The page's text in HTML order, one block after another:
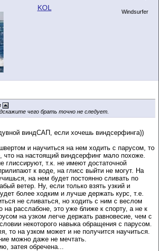
KOL Windsurfer
чего брать точно не следует.
виндСАП, если хочешь виндсерфинга))
и научиться на нем ходить с парусом, то
что на настоящий виндсерфинг мало похоже.
глиссируют, т.к. не имеют достаточной
к воде, на глисс выйти не могут. На
на нем будет постоянно сливать по
ветер. Ну, если только взять узкий и
более ходким и лучше держать курс, т.е.
не сливаться, но ходить с ним с веслом
на расслабоне, это уже ближе к спорту, а не к
на узком легче держать равновесие, чем с
некоторого навыка обращения с парусом.
то на узком может и не получится научиться.
можно даже не мечтать.
затея обречена...